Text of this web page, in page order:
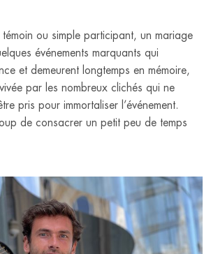
ou simple participant, un mariage
événements marquants qui
et demeurent longtemps en mémoire,
par les nombreux clichés qui ne
pris pour immortaliser l’événement.
de consacrer un petit peu de temps